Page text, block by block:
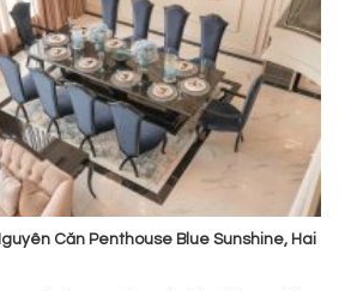
Căn Penthouse Blue Sunshine, Hai